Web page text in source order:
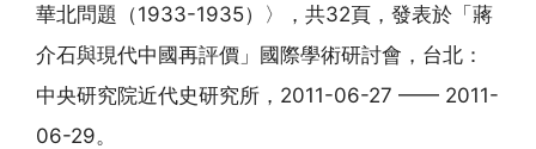
華北問題（1933-1935）〉，共32頁，發表於「蔣
介石與現代中國再評價」國際學術研討會，台北：
中央研究院近代史研究所，2011-06-27 —— 2011-
06-29。